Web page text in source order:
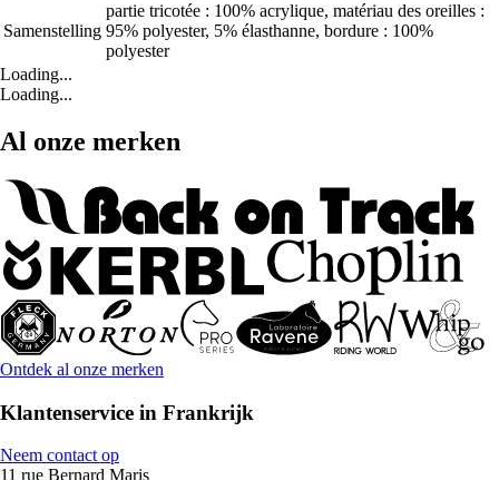
Samenstelling
partie tricotée : 100% acrylique, matériau des oreilles :
95% polyester, 5% élasthanne, bordure : 100%
polyester
Loading...
Loading...
Al onze merken
Ontdek al onze merken
Klantenservice in Frankrijk
Neem contact op
11 rue Bernard Maris